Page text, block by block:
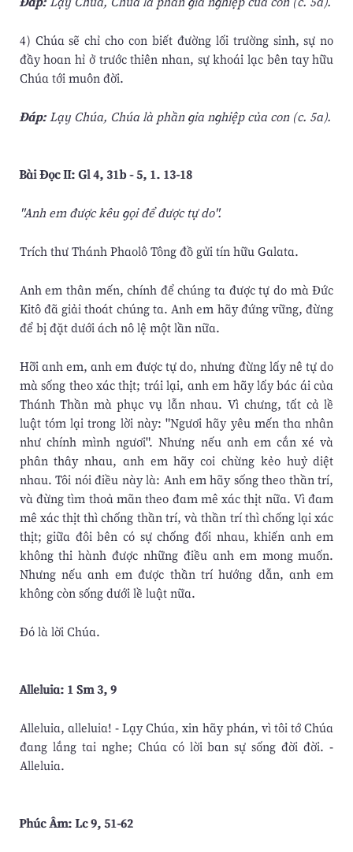
4) Chúa sẽ chỉ cho con biết đường lối trường sinh, sự no
đầy hoan hỉ ở trước thiên nhan, sự khoái lạc bên tay hữu
Chúa tới muôn đời.
Ðáp:Lạy Chúa, Chúa là phần gia nghiệp của con (c. 5a).
Bài Ðọc II: Gl 4, 31b - 5, 1. 13-18
"Anh em được kêu gọi để được tự do".
Trích thư Thánh Phaolô Tông đồ gửi tín hữu Galata.
Anh em thân mến, chính để chúng ta được tự do mà Ðức
Kitô đã giải thoát chúng ta. Anh em hãy đứng vững, đừng
để bị đặt dưới ách nô lệ một lần nữa.
Hỡi anh em, anh em được tự do, nhưng đừng lấy nê tự do
mà sống theo xác thịt; trái lại, anh em hãy lấy bác ái của
Thánh Thần mà phục vụ lẫn nhau. Vì chưng, tất cả lề
luật tóm lại trong lời này: "Ngươi hãy yêu mến tha nhân
như chính mình ngươi". Nhưng nếu anh em cắn xé và
phân thây nhau, anh em hãy coi chừng kẻo huỷ diệt
nhau. Tôi nói điều này là: Anh em hãy sống theo thần trí,
và đừng tìm thoả mãn theo đam mê xác thịt nữa. Vì đam
mê xác thịt thì chống thần trí, và thần trí thì chống lại xác
thịt; giữa đôi bên có sự chống đối nhau, khiến anh em
không thi hành được những điều anh em mong muốn.
Nhưng nếu anh em được thần trí hướng dẫn, anh em
không còn sống dưới lề luật nữa.
Ðó là lời Chúa.
Alleluia: 1 Sm 3, 9
Alleluia, alleluia! - Lạy Chúa, xin hãy phán, vì tôi tớ Chúa
đang lắng tai nghe; Chúa có lời ban sự sống đời đời. -
Alleluia.
Phúc Âm: Lc 9, 51-62